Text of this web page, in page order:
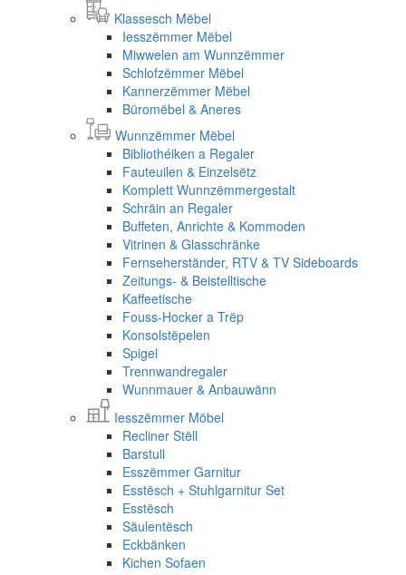
Klassesch Mëbel
Iesszëmmer Mëbel
Miwwelen am Wunnzëmmer
Schlofzëmmer Mëbel
Kannerzëmmer Mëbel
Büromëbel & Aneres
Wunnzëmmer Mëbel
Bibliothéiken a Regaler
Fauteuilen & Einzelsëtz
Komplett Wunnzëmmergestalt
Schräin an Regaler
Buffeten, Anrichte & Kommoden
Vitrinen & Glasschränke
Fernseherständer, RTV & TV Sideboards
Zeitungs- & Beistelltische
Kaffeetische
Fouss-Hocker a Trëp
Konsolstëpelen
Spigel
Trennwandregaler
Wunnmauer & Anbauwänn
Iesszëmmer Möbel
Recliner Stëll
Barstull
Esszëmmer Garnitur
Esstësch + Stuhlgarnitur Set
Esstësch
Säulentësch
Eckbänken
Kichen Sofaen